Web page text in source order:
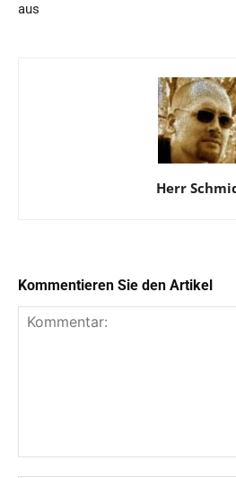
aus
Herr
Kommentieren Sie den Artikel